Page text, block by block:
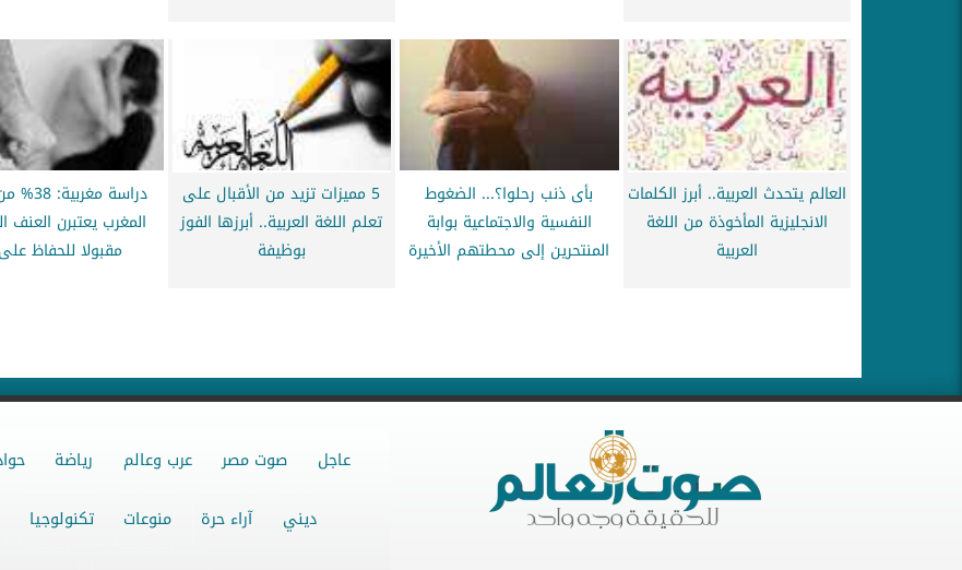
العالم يتحدث العربية.. أبرز الكلمات
الانجليزية المأخوذة من اللغة
العربية
بأى ذنب رحلوا؟... الضغوط
النفسية والاجتماعية بوابة
المنتحرين إلى محطتهم الأخيرة
5 مميزات تزيد من الأقبال على
تعلم اللغة العربية.. أبرزها الفوز
بوظيفة
دراسة
المغرب يعتبرن العنف
مقبولا للحفاظ
عاجل صوت مصر عرب وعالم رياضة
ديني آراء حرة منوعات تكنولوجيا